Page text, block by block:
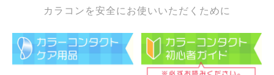
カラコンを安全にお使いいただくために